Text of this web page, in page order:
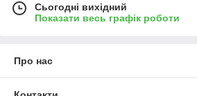
Сьогодні вихідний
Показати весь графік роботи
Про нас